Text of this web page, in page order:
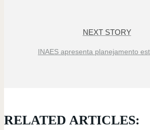
NEXT STORY
INAES apresenta planejamento
RELATED ARTICLES: